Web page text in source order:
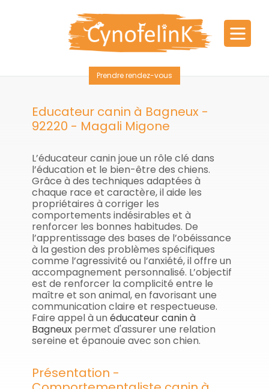
Prendre rendez-vous
Educateur canin à Bagneux -
92220 - Magali Migone
L’éducateur canin joue un rôle clé dans
l’éducation et le bien-être des chiens.
Grâce à des techniques adaptées à
chaque race et caractère, il aide les
propriétaires à corriger les
comportements indésirables et à
renforcer les bonnes habitudes. De
l’apprentissage des bases de l’obéissance
à la gestion des problèmes spécifiques
comme l’agressivité ou l’anxiété, il offre un
accompagnement personnalisé. L’objectif
est de renforcer la complicité entre le
maître et son animal, en favorisant une
communication claire et respectueuse.
Faire appel à unéducateur canin à
Bagneux permet d'assurer une relation
sereine et épanouie avec son chien.
Présentation -